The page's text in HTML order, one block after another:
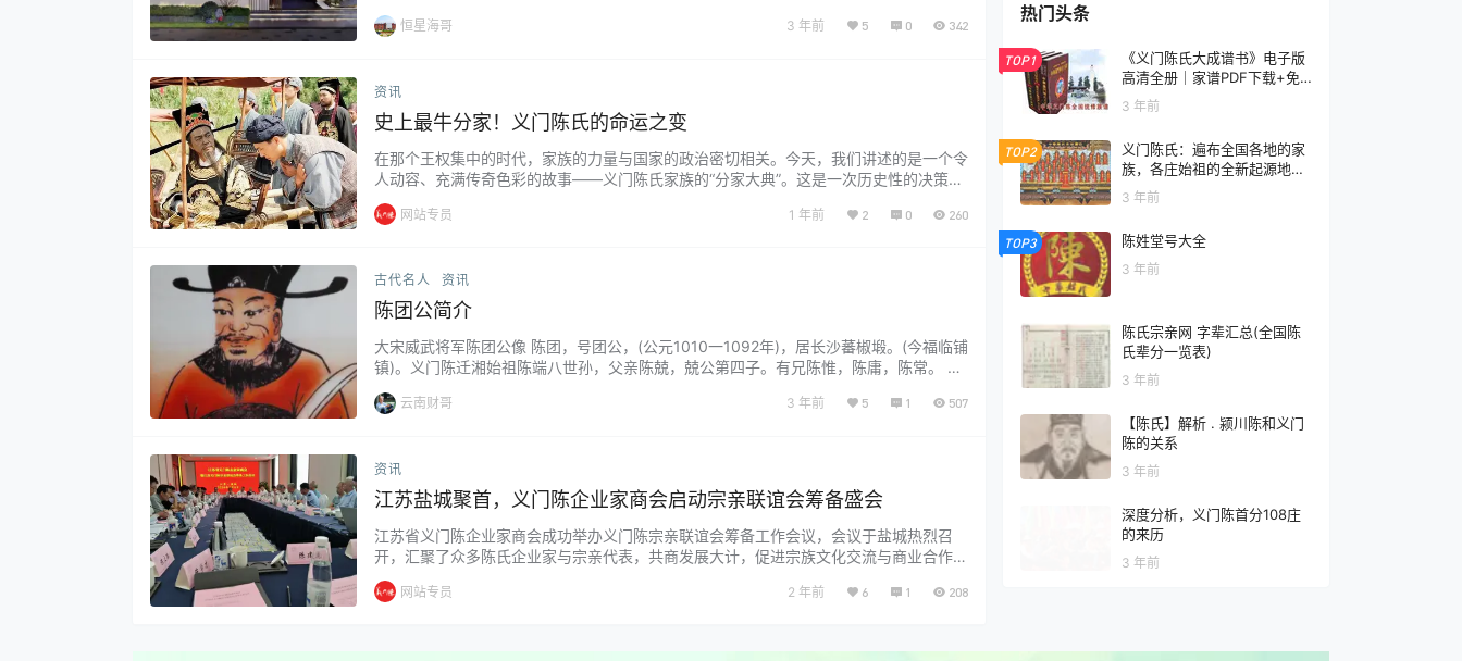
训童蒙，供给笔墨纸砚；七岁入学，十五岁出学，其有能者令入书堂；又逐年自书堂次第
恒星海哥 3 年前 5 0 342
资讯
史上最牛分家！义门陈氏的命运之变
在那个王权集中的时代，家族的力量与国家的政治密切相关。今天，我们讲述的是一个令
人动容、充满传奇色彩的故事——义门陈氏家族的“分家大典”。这是一次历史性的决策，
一场震撼人心的仪式，甚至被后人称为“史上最牛分家”！ “分家”背后的政治考量 宋朝时
期，义门陈氏家族因其庞大的人口和极强的凝聚力，成为了当时社会的重要力量。家族的
网站专员 1 年前 2 0 260
古代名人 资讯
陈团公简介
大宋威武将军陈团公像 陈团，号团公，(公元1010一1092年)，居长沙蕃椒塅。(今福临铺
镇)。义门陈迁湘始祖陈端八世孙，父亲陈兢，兢公第四子。有兄陈惟，陈庸，陈常。 中
逝世日期：卒于宋元祐七年壬申(1092年)九月二十戌时。寿年83岁。 宋仁宗朝时，敕陈
云南财哥 3 年前 5 1 507
资讯
江苏盐城聚首，义门陈企业家商会启动宗亲联谊会筹备盛会
江苏省义门陈企业家商会成功举办义门陈宗亲联谊会筹备工作会议，会议于盐城热烈召
开，汇聚了众多陈氏企业家与宗亲代表，共商发展大计，促进宗族文化交流与商业合作，
旨在传承家族文化，携手并进，共创辉煌。...
网站专员 2 年前 6 1 208
热门头条
TOP1
《义门陈氏大成谱书》电子版
高清全册｜家谱PDF下载+免
费在线阅读｜官方正版无水印
3 年前
TOP2
义门陈氏：遍布全国各地的家
族，各庄始祖的全新起源地揭
3 年前
TOP3 陈姓堂号大全
3 年前
陈氏宗亲网 字辈汇总(全国陈
氏辈分一览表)
3 年前
【陈氏】解析 . 颍川陈和义门
陈的关系
3 年前
深度分析，义门陈首分108庄
的来历
3 年前